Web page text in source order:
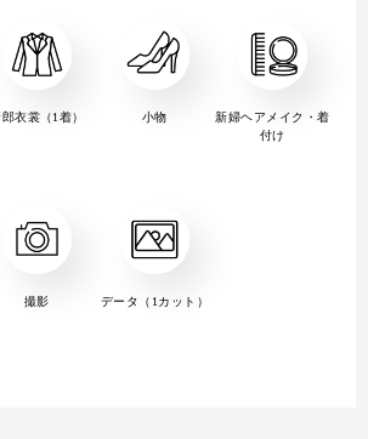
衣裳（1着） 小物
新婦ヘアメイク・着
付け
撮影 データ（1カット）